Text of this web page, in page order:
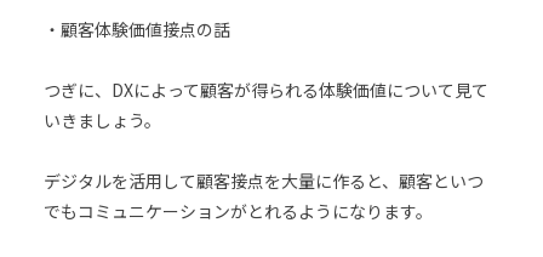
・顧客体験価値接点の話
つぎに、DXによって顧客が得られる体験価値について見て
いきましょう。
デジタルを活用して顧客接点を大量に作ると、顧客といつ
でもコミュニケーションがとれるようになります。